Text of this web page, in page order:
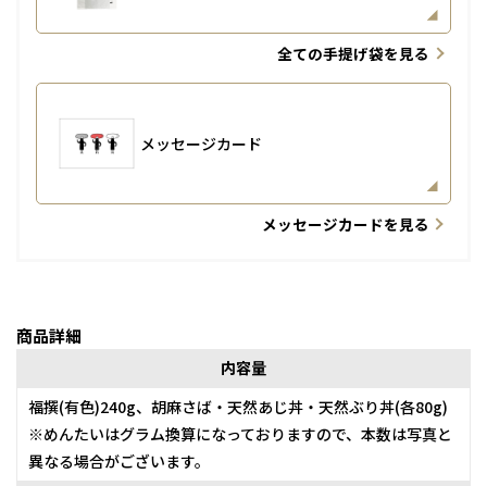
全ての手提げ袋を見る
メッセージカード
メッセージカードを見る
商品詳細
内容量
福撰(有色)240g、胡麻さば・天然あじ丼・天然ぶり丼(各80g)
※めんたいはグラム換算になっておりますので、本数は写真と
異なる場合がございます。